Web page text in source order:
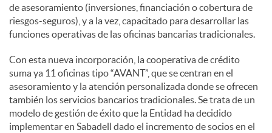
de asesoramiento (inversiones, financiación o cobertura de
riesgos-seguros), y a la vez, capacitado para desarrollar las
funciones operativas de las oficinas bancarias tradicionales.
Con esta nueva incorporación, la cooperativa de crédito
suma ya 11 oficinas tipo “AVANT”, que se centran en el
asesoramiento y la atención personalizada donde se ofrecen
también los servicios bancarios tradicionales. Se trata de un
modelo de gestión de éxito que la Entidad ha decidido
implementar en Sabadell dado el incremento de socios en el